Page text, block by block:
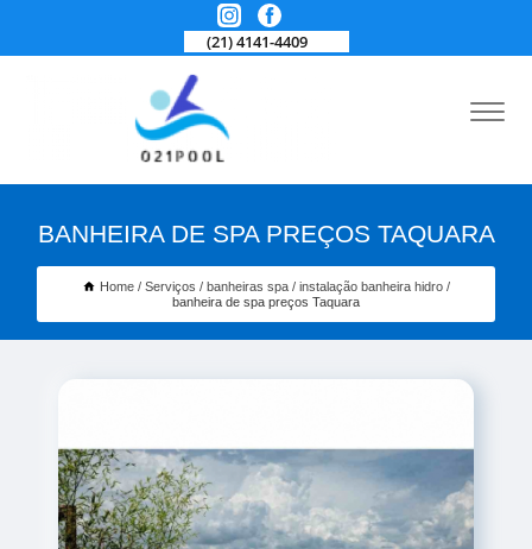
(21) 4141-4409
BANHEIRA DE SPA PREÇOS TAQUARA
Home Serviços banheiras spa
instalação banheira hidro
banheira de spa preços Taquara